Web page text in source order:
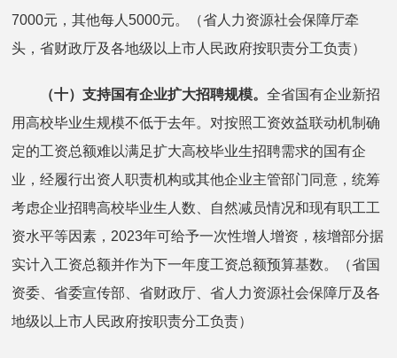
7000元，其他每人5000元。（省人力资源社会保障厅牵
头，省财政厅及各地级以上市人民政府按职责分工负责）
（十）支持国有企业扩大招聘规模。全省国有企业新招
用高校毕业生规模不低于去年。对按照工资效益联动机制确
定的工资总额难以满足扩大高校毕业生招聘需求的国有企
业，经履行出资人职责机构或其他企业主管部门同意，统筹
考虑企业招聘高校毕业生人数、自然减员情况和现有职工工
资水平等因素，2023年可给予一次性增人增资，核增部分据
实计入工资总额并作为下一年度工资总额预算基数。（省国
资委、省委宣传部、省财政厅、省人力资源社会保障厅及各
地级以上市人民政府按职责分工负责）